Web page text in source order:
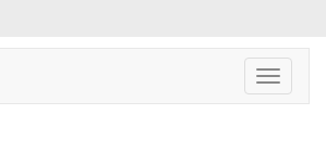
Toggle